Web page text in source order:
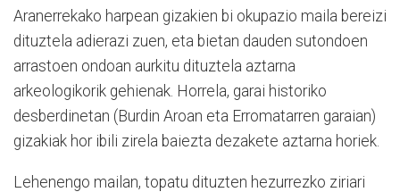
Aranerrekako harpean gizakien bi okupazio maila bereizi
dituztela adierazi zuen, eta bietan dauden sutondoen
arrastoen ondoan aurkitu dituztela aztarna
arkeologikorik gehienak. Horrela, garai historiko
desberdinetan (Burdin Aroan eta Erromatarren garaian)
gizakiak hor ibili zirela baiezta dezakete aztarna horiek.
Lehenengo mailan, topatu dituzten hezurrezko ziriari